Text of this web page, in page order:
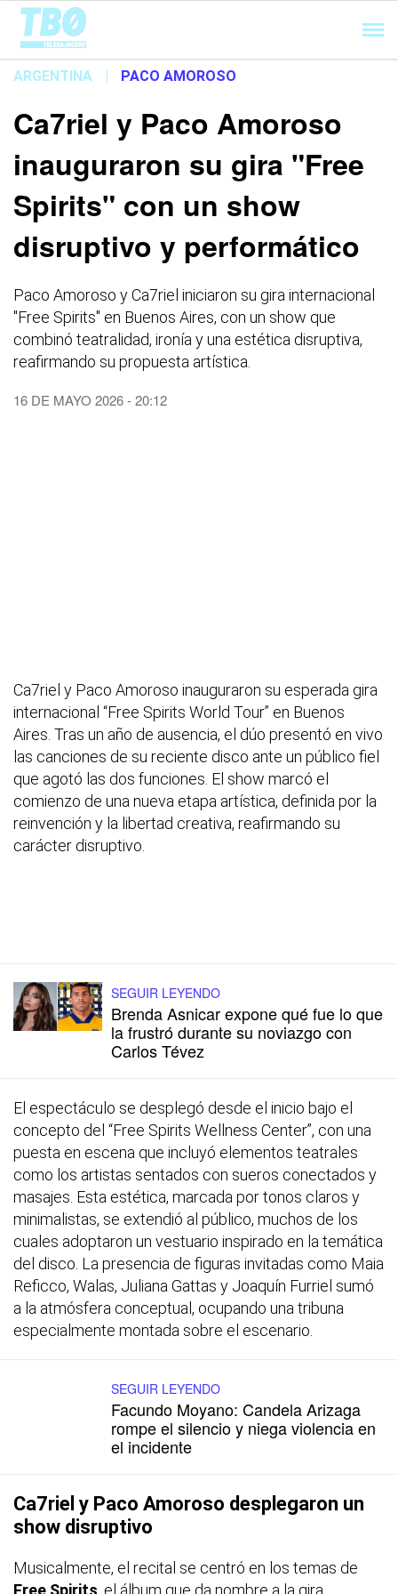
Cargando...
ARGENTINA | PACO AMOROSO
Ca7riel y Paco Amoroso
inauguraron su gira "Free
Spirits" con un show
disruptivo y performático
Paco Amoroso y Ca7riel iniciaron su gira internacional
"Free Spirits" en Buenos Aires, con un show que
combinó teatralidad, ironía y una estética disruptiva,
reafirmando su propuesta artística.
16 DE MAYO 2026 - 20:12
Ca7riel y Paco Amoroso inauguraron su esperada gira
internacional “Free Spirits World Tour” en Buenos
Aires. Tras un año de ausencia, el dúo presentó en vivo
las canciones de su reciente disco ante un público fiel
que agotó las dos funciones. El show marcó el
comienzo de una nueva etapa artística, definida por la
reinvención y la libertad creativa, reafirmando su
carácter disruptivo.
SEGUIR LEYENDO
Brenda Asnicar expone qué fue lo que
la frustró durante su noviazgo con
Carlos Tévez
El espectáculo se desplegó desde el inicio bajo el
concepto del “Free Spirits Wellness Center”, con una
puesta en escena que incluyó elementos teatrales
como los artistas sentados con sueros conectados y
masajes. Esta estética, marcada por tonos claros y
minimalistas, se extendió al público, muchos de los
cuales adoptaron un vestuario inspirado en la temática
del disco. La presencia de figuras invitadas como Maia
Reficco, Walas, Juliana Gattas y Joaquín Furriel sumó
a la atmósfera conceptual, ocupando una tribuna
especialmente montada sobre el escenario.
SEGUIR LEYENDO
Facundo Moyano: Candela Arizaga
rompe el silencio y niega violencia en
el incidente
Ca7riel y Paco Amoroso desplegaron un
show disruptivo
Musicalmente, el recital se centró en los temas de
Free Spirits , el álbum que da nombre a la gira,